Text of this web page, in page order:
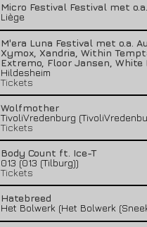
Micro Festival Festival met
Liège
M'era Luna Festival met o.a.
Xymox, Xandria, Within
Extremo, Floor Jansen, White
Hildesheim
Tickets
Wolfmother
TivoliVredenburg
Tickets
Body Count ft. Ice-T
013 (013 (Tilburg))
Tickets
Hatebreed
Het Bolwerk (Het Bolwerk